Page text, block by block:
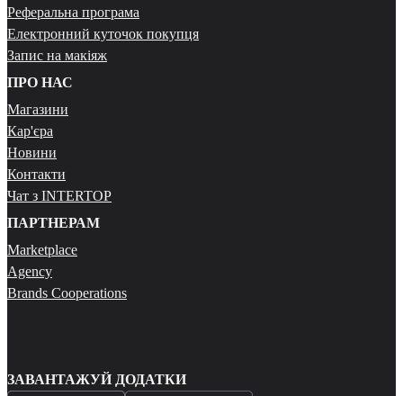
Реферальна програма
Електронний куточок покупця
Запис на макіяж
ПРО НАС
Магазини
Кар'єра
Новини
Контакти
Чат з INTERTOP
ПАРТНЕРАМ
Marketplace
Agency
Brands Cooperations
ЗАВАНТАЖУЙ ДОДАТКИ